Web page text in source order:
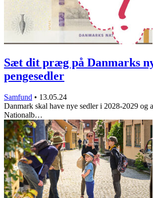
Sæt dit præg på Danmarks
pengesedler
Samfund • 13.05.24
Danmark skal have nye sedler i 2028-2029 og
Nationalb…